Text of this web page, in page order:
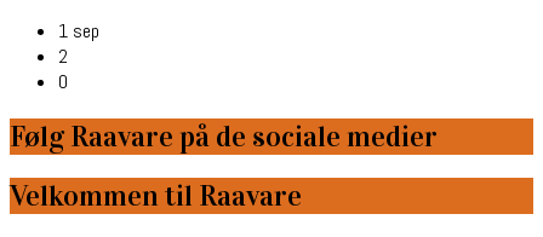
1 sep
2
0
Følg Raavare på de sociale medier
Velkommen til Raavare